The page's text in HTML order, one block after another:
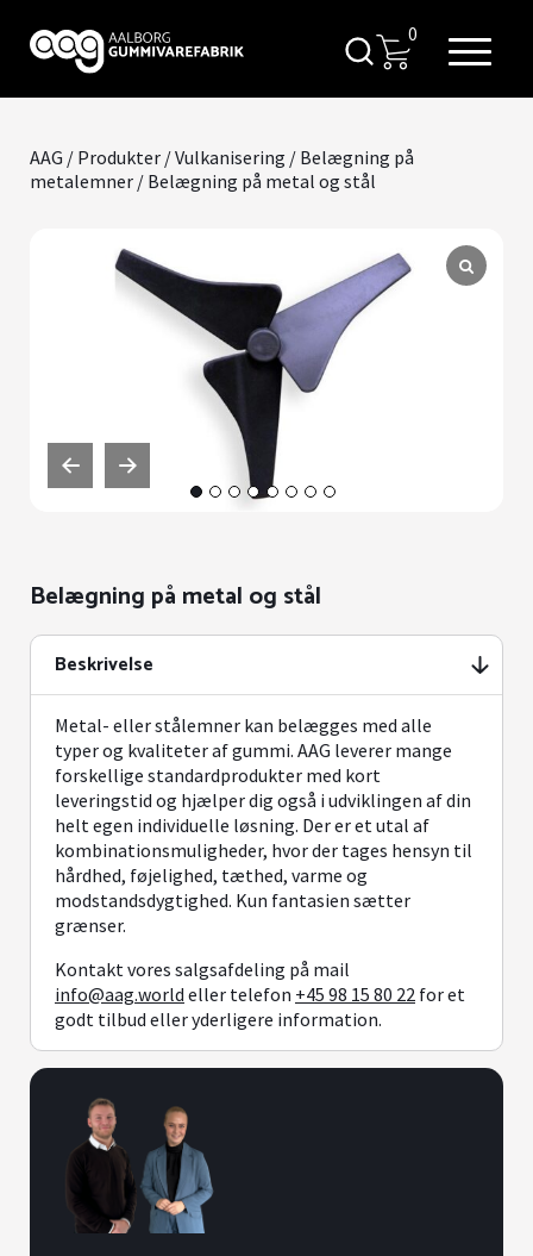
0
AAG / Produkter /Vulkanisering / Belægning på
metalemner / Belægning på metal og stål
Belægning på metal og stål
Beskrivelse
Metal- eller stålemner kan belægges med alle
typer og kvaliteter af gummi. AAG leverer mange
forskellige standardprodukter med kort
leveringstid og hjælper dig også i udviklingen af din
helt egen individuelle løsning. Der er et utal af
kombinationsmuligheder, hvor der tages hensyn til
hårdhed, føjelighed, tæthed, varme og
modstandsdygtighed. Kun fantasien sætter
grænser.
Kontakt vores salgsafdeling på mail
info@aag.world eller telefon +45 98 15 80 22 for et
godt tilbud eller yderligere information.